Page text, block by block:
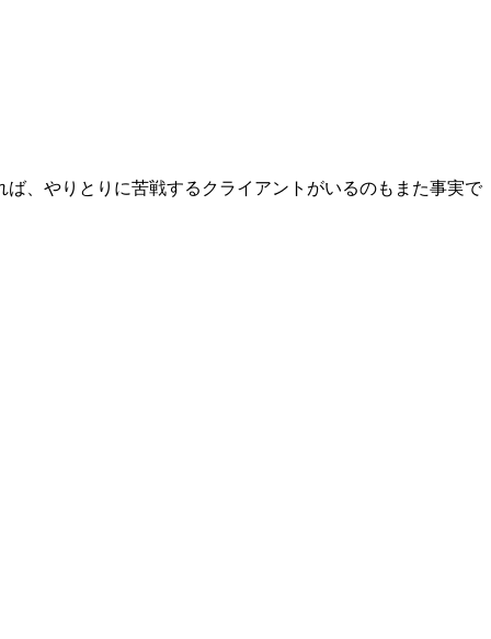
、やりとりに苦戦するクライアントがいるのもまた事実で